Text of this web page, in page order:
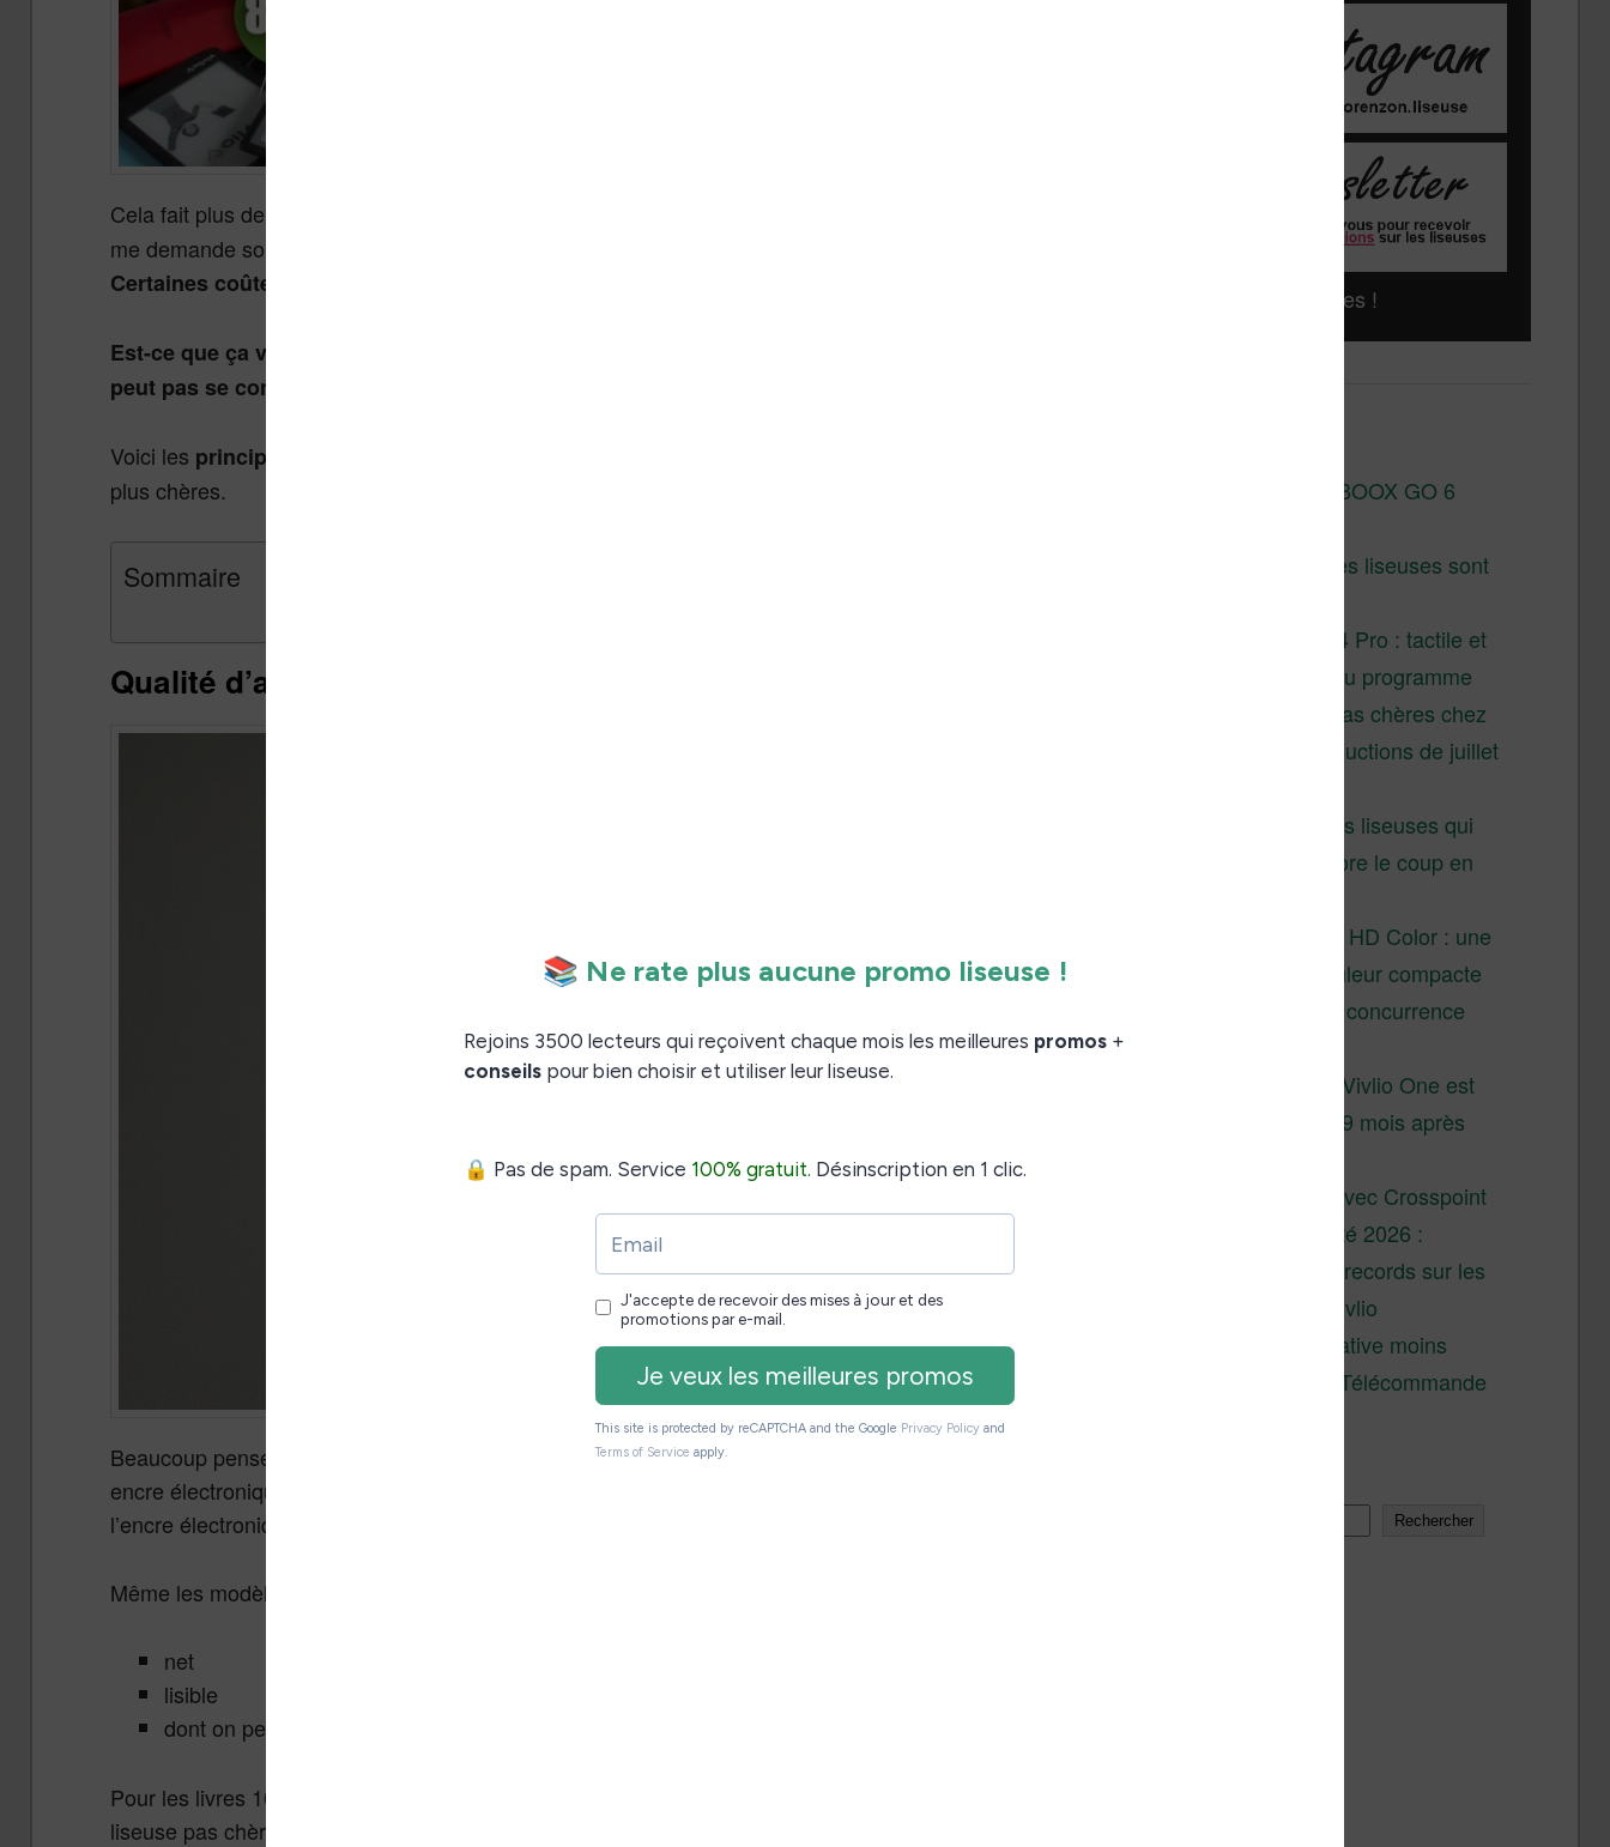
Cela fait plus de 10 années que je teste des
me demande souvent pourquoi il y a des différences de prix importantes entre toutes les liseuses.
Certaines coûtent moins de 100€ tandis que d’autre frôlent les 300€.
Est-ce que ça vaut vraiment le coup d’acheter une liseuse à plus de 200€ ou est-ce qu’on ne
peut pas se contenter d’une liseuse plus abordable ?
Voici les principales différences
plus chères.
Sommaire
Qualité d’affichage du texte
Beaucoup pensent qu’une liseuse chère affiche un meilleur texte. En réalité, 99 % des écrans à
encre électronique du marché viennent du même fabricant : E-Ink. (voir l’article : qu’est-ce que
l’encre électronique ?)
Même les modèles à 89€, comme la Vivlio One affichent un texte :
net
lisible
dont on peut changer la police de caractères et la taille du texte
Pour les livres 100 % texte (romans, essais), vous ne verrez pas une différence énorme entre une
liseuse pas chère et une liseuse à 300 €.
Liseuses pas chères !
Test de la BOOX GO 6
Pourquoi les liseuses sont
XTEINK X4 Pro : tactile et
éclairage au programme
Liseuses pas chères chez
Vivlio – réductions de juillet
3 anciennes liseuses qui
valent encore le coup en
Vivlio Light HD Color : une
liseuse couleur compacte
à prix défiant toute concurrence
La liseuse Vivlio One est
un succès 9 mois après
XTEINK X4 : test avec Crosspoint
Soldes d’été 2026 :
réductions records sur les
liseuses Kobo et Vivlio
Une alternative moins
chère à la Télécommande
Rechercher